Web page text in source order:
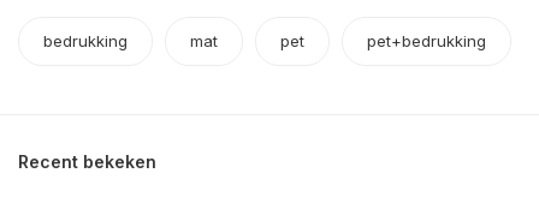
bedrukking mat pet pet+bedrukking
Recent bekeken